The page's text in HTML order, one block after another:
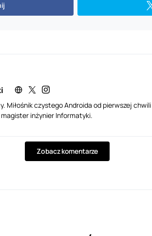
Miłośnik czystego Androida od pierwszej
inżynier Informatyki.
Zobacz komentarze